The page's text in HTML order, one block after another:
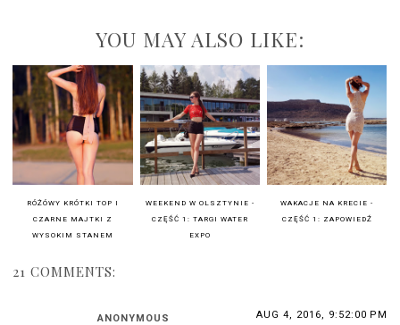
YOU MAY ALSO LIKE:
RÓŻÓWY KRÓTKI TOP I
CZARNE MAJTKI Z
WYSOKIM STANEM
WEEKEND W OLSZTYNIE -
CZĘŚĆ 1: TARGI WATER
EXPO
WAKACJE NA KRECIE -
CZĘŚĆ 1: ZAPOWIEDŹ
21 COMMENTS:
ANONYMOUS AUG 4, 2016, 9:52:00 PM